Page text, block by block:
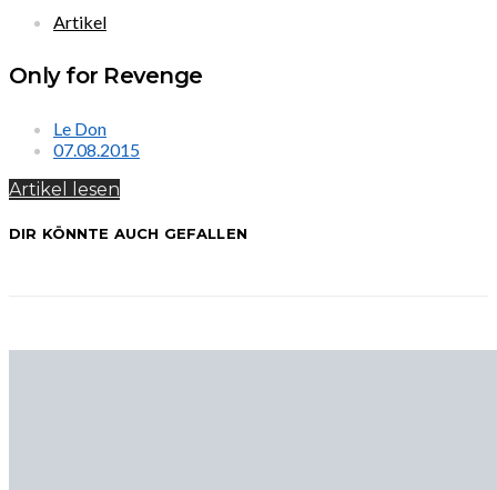
Artikel
Only for Revenge
Le Don
07.08.2015
Artikel lesen
DIR KÖNNTE AUCH GEFALLEN